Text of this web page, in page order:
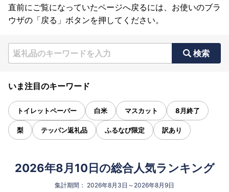
直前にご覧になっていたページへ戻るには、お使いのブラ
ウザの「戻る」ボタンを押してください。
検索
いま注目のキーワード
トイレットペーパー 白米 マスカット 8月終了
梨 テッパン返礼品 ふるなび限定 訳あり
2026年8月10日の総合人気ランキング
集計期間： 2026年8月3日～2026年8月9日